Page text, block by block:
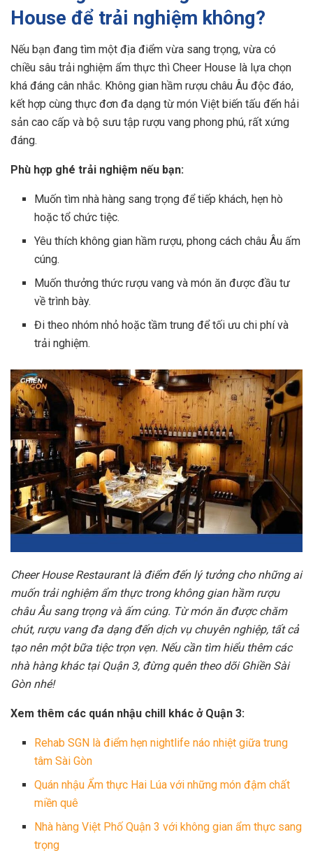
House để trải nghiệm không?
Nếu bạn đang tìm một địa điểm vừa sang trọng, vừa có
chiều sâu trải nghiệm ẩm thực thì Cheer House là lựa chọn
khá đáng cân nhắc. Không gian hầm rượu châu Âu độc đáo,
kết hợp cùng thực đơn đa dạng từ món Việt biến tấu đến hải
sản cao cấp và bộ sưu tập rượu vang phong phú, rất xứng
đáng.
Phù hợp ghé trải nghiệm nếu bạn:
Muốn tìm nhà hàng sang trọng để tiếp khách, hẹn hò
hoặc tổ chức tiệc.
Yêu thích không gian hầm rượu, phong cách châu Âu ấm
cúng.
Muốn thưởng thức rượu vang và món ăn được đầu tư
về trình bày.
Đi theo nhóm nhỏ hoặc tầm trung để tối ưu chi phí và
trải nghiệm.
Cheer House Restaurant là điểm đến lý tưởng cho những ai
muốn trải nghiệm ẩm thực trong không gian hầm rượu
châu Âu sang trọng và ấm cúng. Từ món ăn được chăm
chút, rượu vang đa dạng đến dịch vụ chuyên nghiệp, tất cả
tạo nên một bữa tiệc trọn vẹn. Nếu cần tìm hiểu thêm các
nhà hàng khác tại Quận 3, đừng quên theo dõi Ghiền Sài
Gòn nhé!
Xem thêm các quán nhậu chill khác ở Quận 3:
Rehab SGN là điểm hẹn nightlife náo nhiệt giữa trung
tâm Sài Gòn
Quán nhậu Ẩm thực Hai Lúa với những món đậm chất
miền quê
Nhà hàng Việt Phố Quận 3 với không gian ẩm thực sang
trọng